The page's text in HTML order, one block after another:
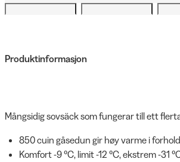
Produktinformasjon
Mångsidig sovsäck som fungerar till ett
850 cuin gåsedun gir høy varme i
Komfort -9 °C, limit -12 °C, ekstrem -31